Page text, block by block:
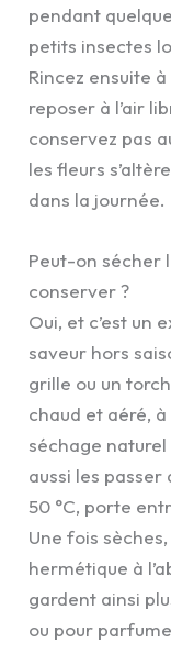
pendant
petits insectes
Rincez ensuite
reposer à l’air
conservez pas
les fleurs
dans la journée.
Peut-on sécher
conserver ?
Oui, et c’est un
saveur hors
grille ou un
chaud et aéré,
séchage naturel
aussi les
50 °C, porte
Une fois
hermétique à
gardent ainsi
ou pour